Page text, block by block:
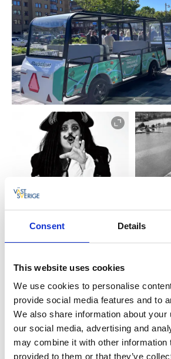
Consent Details
This website uses cookies
We use cookies to personalise
provide social media features and to
We also share information about your
our social media, advertising and
may combine it with other information
provided to them or that they’ve
Unika upplevelser i mobilen
Appen Explore inTrollhättan
ytterligare spännande upplevelser
I samband med lov och lokala
upplevelser för användare av
exempelvis stadsvandringar,
satsning för sommaren 2024 var